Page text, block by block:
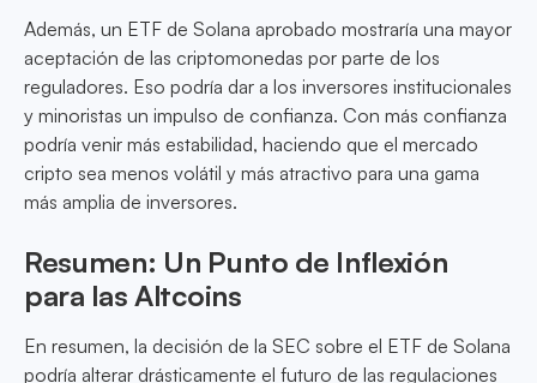
Además, un ETF de Solana aprobado mostraría una mayor
aceptación de las criptomonedas por parte de los
reguladores. Eso podría dar a los inversores institucionales
y minoristas un impulso de confianza. Con más confianza
podría venir más estabilidad, haciendo que el mercado
cripto sea menos volátil y más atractivo para una gama
más amplia de inversores.
Resumen: Un Punto de Inflexión
para las Altcoins
En resumen, la decisión de la SEC sobre el ETF de Solana
podría alterar drásticamente el futuro de las regulaciones